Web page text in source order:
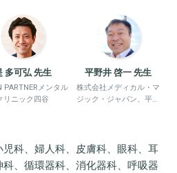
多可弘 先生
PARTNERメンタル
リニック四谷
平野井 啓一 先生
株式会社メディカル・マ
ジック・ジャパン、平野
科、婦人科、皮膚科、眼科、耳
、循環器科、消化器科、呼吸器